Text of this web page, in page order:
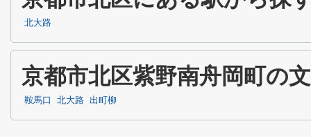
北大路
京都市北区紫野南舟岡町の
鞍馬口 北大路 出町柳